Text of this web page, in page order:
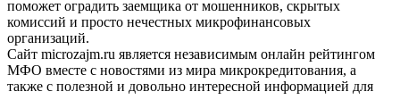
поможет оградить заемщика от мошенников, скрытых
комиссий и просто нечестных микрофинансовых
организаций.
Сайт microzajm.ru является независимым онлайн рейтингом
МФО вместе с новостями из мира микрокредитования, а
также с полезной и довольно интересной информацией для